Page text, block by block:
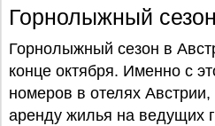
Горнолыжный
Горнолыжный сезон в
конце октября. Именно с
номеров в отелях
аренду жилья на ведущих